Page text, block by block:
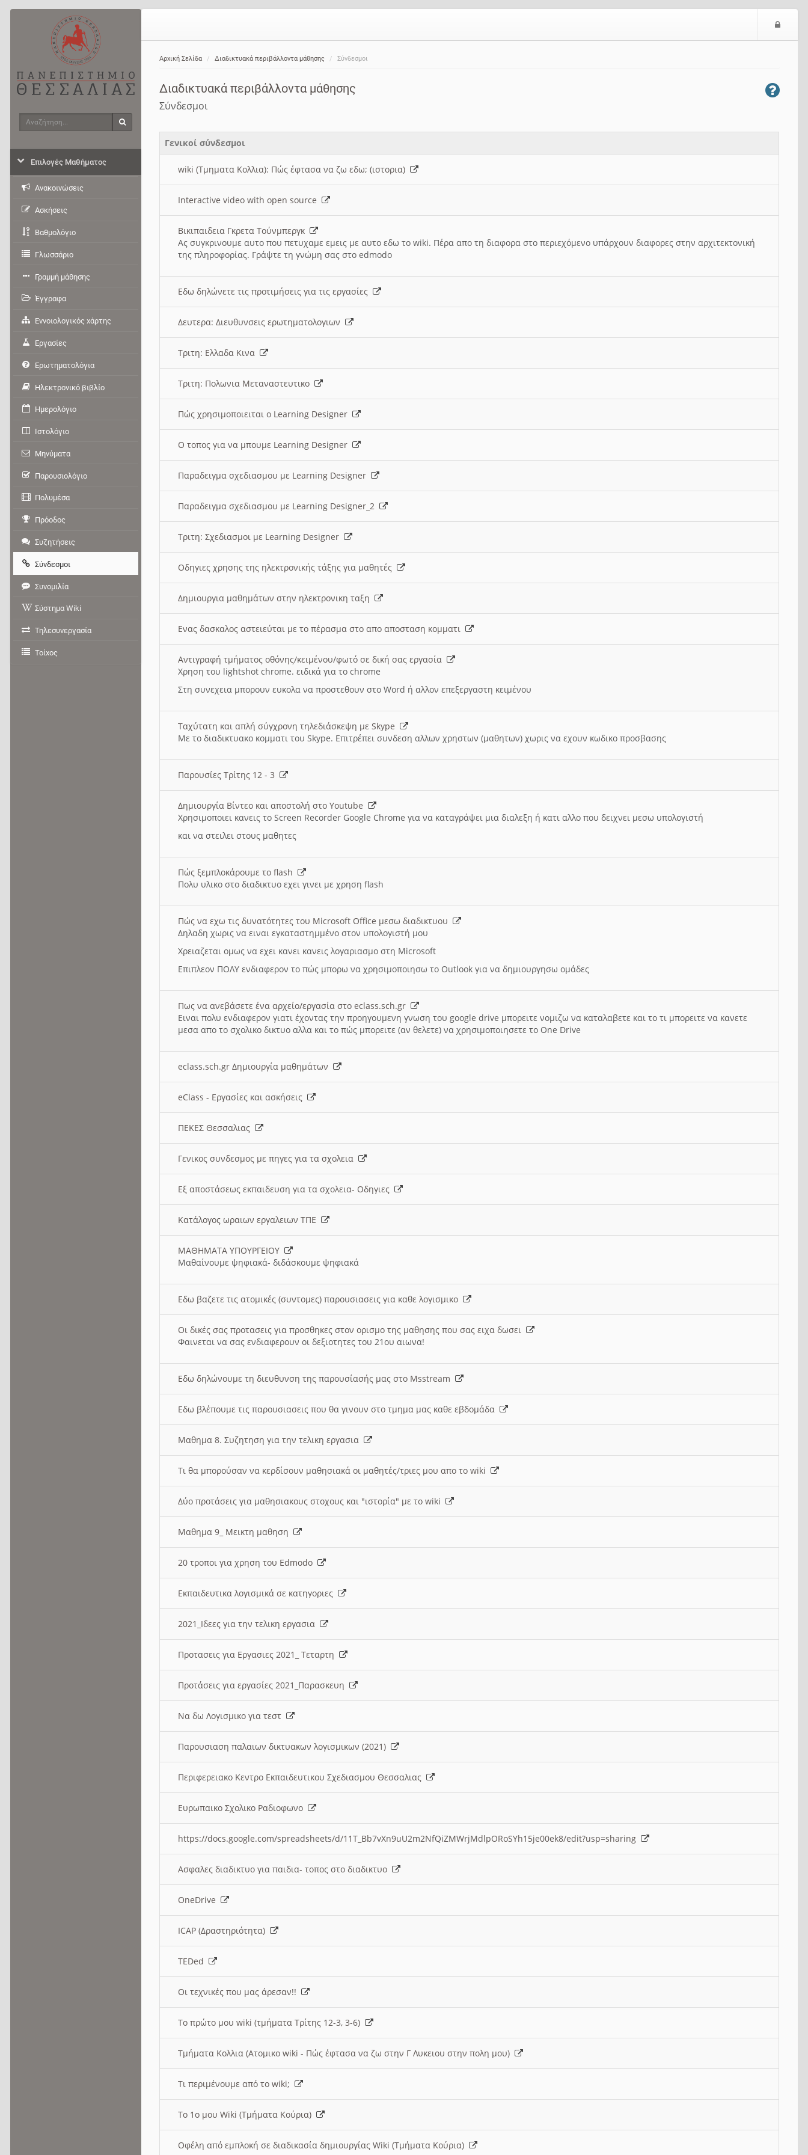
Αρχική Σελίδα Διαδικτυακά περιβάλλοντα μάθησης Σύνδεσμοι
Διαδικτυακά περιβάλλοντα μάθησης
Σύνδεσμοι
Γενικοί σύνδεσμοι
wiki (Τμηματα Κολλια): Πώς έφτασα να ζω εδω; (ιστορια)
Interactive video with open source
Βικιπαιδεια Γκρετα Τούνμπεργκ
Ας συγκρινουμε αυτο που πετυχαμε εμεις με αυτο εδω το wiki. Πέρα απο τη διαφορα στο περιεχόμενο υπάρχουν διαφορες στην αρχιτεκτονική
της πληροφορίας. Γράψτε τη γνώμη σας στο edmodo
Εδω δηλώνετε τις προτιμήσεις για τις εργασίες
Δευτερα: Διευθυνσεις ερωτηματολογιων
Τριτη: Ελλαδα Κινα
Τριτη: Πολωνια Μεταναστευτικο
Πώς χρησιμοποιειται ο Learning Designer
O τοπος για να μπουμε Learning Designer
Παραδειγμα σχεδιασμου με Learning Designer
Παραδειγμα σχεδιασμου με Learning Designer_2
Τριτη: Σχεδιασμοι με Learning Designer
Οδηγιες χρησης της ηλεκτρονικής τάξης για μαθητές
Δημιουργια μαθημάτων στην ηλεκτρονικη ταξη
Ενας δασκαλος αστειεύται με το πέρασμα στο απο αποσταση κομματι
Αντιγραφή τμήματος οθόνης/κειμένου/φωτό σε δική σας εργασία
Χρηση του lightshot chrome. ειδικά για το chrome
Στη συνεχεια μπορουν ευκολα να προστεθουν στο Word ή αλλον επεξεργαστη κειμένου
Ταχύτατη και απλή σύγχρονη τηλεδιάσκεψη με Skype
Με το διαδικτυακο κομματι του Skype. Επιτρέπει συνδεση αλλων χρηστων (μαθητων) χωρις να εχουν κωδικο προσβασης
Παρουσίες Τρίτης 12 - 3
Δημιουργία Βίντεο και αποστολή στο Youtube
Χρησιμοποιει κανεις το Screen Recorder Google Chrome για να καταγράψει μια διαλεξη ή κατι αλλο που δειχνει μεσω υπολογιστή
και να στειλει στους μαθητες
Πώς ξεμπλοκάρουμε το flash
Πολυ υλικο στο διαδικτυο εχει γινει με χρηση flash
Πώς να εχω τις δυνατότητες του Microsoft Office μεσω διαδικτυου
Δηλαδη χωρις να ειναι εγκαταστημμένο στον υπολογιστή μου
Χρειαζεται ομως να εχει κανει κανεις λογαριασμο στη Microsoft
Επιπλεον ΠΟΛΥ ενδιαφερον το πώς μπορω να χρησιμοποιησω το Outlook για να δημιουργησω ομάδες
Πως να ανεβάσετε ένα αρχείο/εργασία στο eclass.sch.gr
Ειναι πολυ ενδιαφερον γιατι έχοντας την προηγουμενη γνωση του google drive μπορειτε νομιζω να καταλαβετε και το τι μπορειτε να κανετε
μεσα απο το σχολικο δικτυο αλλα και το πώς μπορειτε (αν θελετε) να χρησιμοποιησετε το One Drive
eclass.sch.gr Δημιουργία μαθημάτων
eClass - Εργασίες και ασκήσεις
ΠΕΚΕΣ Θεσσαλιας
Γενικος συνδεσμος με πηγες για τα σχολεια
Εξ αποστάσεως εκπαιδευση για τα σχολεια- Οδηγιες
Κατάλογος ωραιων εργαλειων ΤΠΕ
ΜΑΘΗΜΑΤΑ ΥΠΟΥΡΓΕΙΟΥ
Μαθαίνουμε ψηφιακά- διδάσκουμε ψηφιακά
Εδω βαζετε τις ατομικές (συντομες) παρουσιασεις για καθε λογισμικο
Οι δικές σας προτασεις για προσθηκες στον ορισμο της μαθησης που σας ειχα δωσει
Φαινεται να σας ενδιαφερουν οι δεξιοτητες του 21ου αιωνα!
Εδω δηλώνουμε τη διευθυνση της παρουσίασής μας στο Msstream
Εδω βλέπουμε τις παρουσιασεις που θα γινουν στο τμημα μας καθε εβδομάδα
Μαθημα 8. Συζητηση για την τελικη εργασια
Τι θα μπορούσαν να κερδίσουν μαθησιακά οι μαθητές/τριες μου απο το wiki
Δύο προτάσεις για μαθησιακους στοχους και "ιστορία" με το wiki
Μαθημα 9_ Μεικτη μαθηση
20 τροποι για χρηση του Edmodo
Εκπαιδευτικα λογισμικά σε κατηγοριες
2021_Ιδεες για την τελικη εργασια
Προτασεις για Εργασιες 2021_ Τεταρτη
Προτάσεις για εργασίες 2021_Παρασκευη
Να δω Λογισμικο για τεστ
Παρουσιαση παλαιων δικτυακων λογισμικων (2021)
Περιφερειακο Κεντρο Εκπαιδευτικου Σχεδιασμου Θεσσαλιας
Ευρωπαικο Σχολικο Ραδιοφωνο
https://docs.google.com/spreadsheets/d/11T_Bb7vXn9uU2m2NfQiZMWrjMdlpORoSYh15je00ek8/edit?usp=sharing
Ασφαλες διαδικτυο για παιδια- τοπος στο διαδικτυο
OneDrive
ICAP (Δραστηριότητα)
TEDed
Οι τεχνικές που μας άρεσαν!!
Το πρώτο μου wiki (τμήματα Τρίτης 12-3, 3-6)
Τμήματα Κολλια (Ατομικο wiki - Πώς έφτασα να ζω στην Γ Λυκειου στην πολη μου)
Τι περιμένουμε από το wiki;
Το 1ο μου Wiki (Τμήματα Κούρια)
Οφέλη από εμπλοκή σε διαδικασία δημιουργίας Wiki (Τμήματα Κούρια)
Αναζήτηση
Επιλογές Μαθήματος
Ανακοινώσεις
Ασκήσεις
Βαθμολόγιο
Γλωσσάριο
Γραμμή μάθησης
Έγγραφα
Εννοιολογικός χάρτης
Εργασίες
Ερωτηματολόγια
Ηλεκτρονικό βιβλίο
Ημερολόγιο
Ιστολόγιο
Μηνύματα
Παρουσιολόγιο
Πολυμέσα
Πρόοδος
Συζητήσεις
Σύνδεσμοι
Συνομιλία
Σύστημα Wiki
Τηλεσυνεργασία
Τοίχος